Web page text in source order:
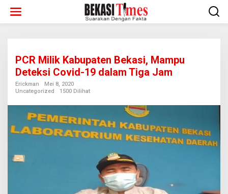
konten
PCR Milik Kabupaten Bekasi, Mampu
Deteksi Covid-19 dalam Tiga Jam
Erickman
Mei 8, 2020
Uncategorized
1500 Dilihat